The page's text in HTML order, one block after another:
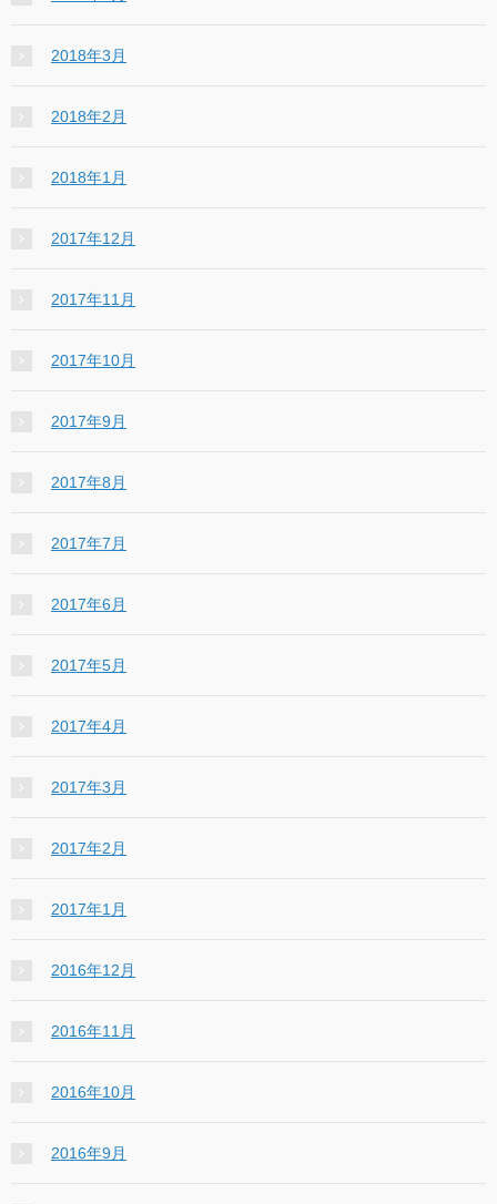
2018年3月
2018年2月
2018年1月
2017年12月
2017年11月
2017年10月
2017年9月
2017年8月
2017年7月
2017年6月
2017年5月
2017年4月
2017年3月
2017年2月
2017年1月
2016年12月
2016年11月
2016年10月
2016年9月